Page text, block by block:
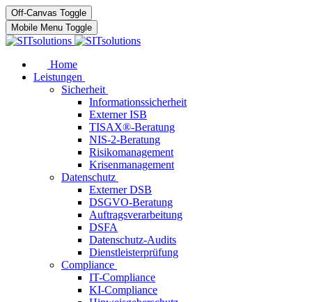
Off-Canvas Toggle
Mobile Menu Toggle
Home
Leistungen
Sicherheit
Informationssicherheit
Externer ISB
TISAX®-Beratung
NIS-2-Beratung
Risikomanagement
Krisenmanagement
Datenschutz
Externer DSB
DSGVO-Beratung
Auftragsverarbeitung
DSFA
Datenschutz-Audits
Dienstleisterprüfung
Compliance
IT-Compliance
KI-Compliance